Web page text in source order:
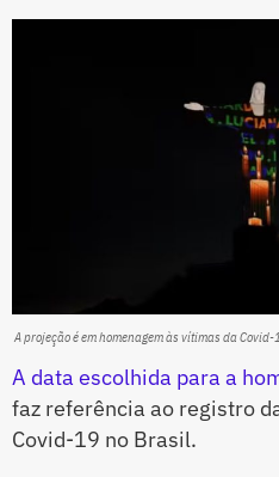
A projeção é em homenagem às vítimas da
A data escolhida para a
faz referência ao registro
Covid-19 no Brasil.